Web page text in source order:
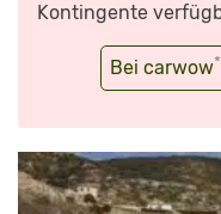
Kontingente
Bei carwow